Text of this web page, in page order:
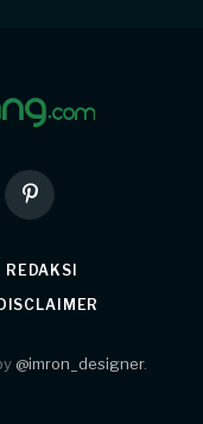
Pinterest
REDAKSI
@imron_designer.